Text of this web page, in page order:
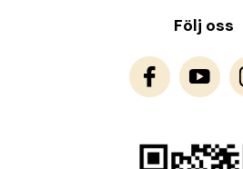
Följ oss